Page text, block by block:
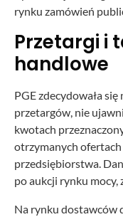
rynku zamówień
Przetargi i
handlowe
PGE zdecydowała
przetargów, nie
kwotach
otrzymanych
przedsiębiorstwa.
po aukcji rynku mocy,
Na rynku dostawców